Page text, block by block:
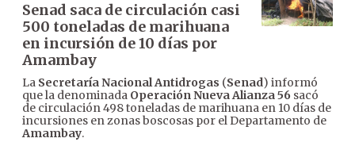
Senad saca de circulación casi
500 toneladas de marihuana
en incursión de 10 días por
Amambay
La Secretaría Nacional Antidrogas (Senad) informó
que la denominada Operación Nueva Alianza 56 sacó
de circulación 498 toneladas de marihuana en 10 días de
incursiones en zonas boscosas por el Departamento de
Amambay.